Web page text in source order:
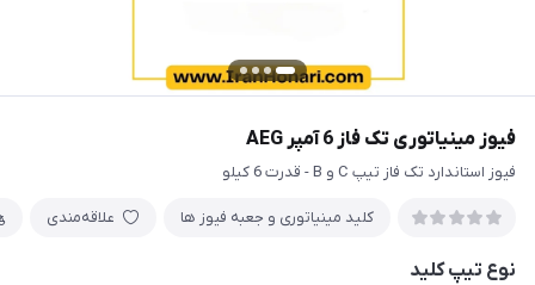
فیوز مینیاتوری تک فاز 6 آمپر AEG
فیوز استاندارد تک فاز تیپ C و B - قدرت 6 کیلو
کلید مینیاتوری و جعبه فیوز ها علاقه‌مندی
نوع تیپ کلید